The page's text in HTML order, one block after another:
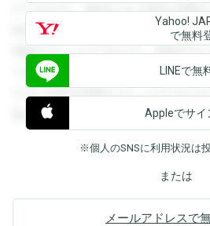
ができます。登録すると回答を閲覧
録すると回答を閲覧することができ
閲覧することができます。登録する
できます。登録すると回答を閲覧す
すると回答を閲覧することができま
覧することができます。
Yahoo!
で無料
LINEで無
Appleでサイ
※個人のSNSに利用状況は
または
メールアドレスで